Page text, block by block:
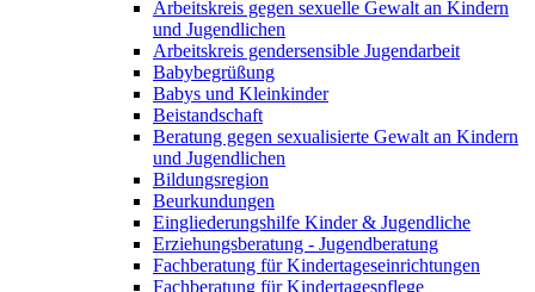
Arbeitskreis gegen sexuelle Gewalt an Kindern
und Jugendlichen
Arbeitskreis gendersensible Jugendarbeit
Babybegrüßung
Babys und Kleinkinder
Beistandschaft
Beratung gegen sexualisierte Gewalt an Kindern
und Jugendlichen
Bildungsregion
Beurkundungen
Eingliederungshilfe Kinder & Jugendliche
Erziehungsberatung - Jugendberatung
Fachberatung für Kindertageseinrichtungen
Fachberatung für Kindertagespflege